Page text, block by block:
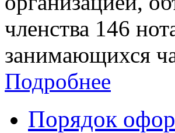
членства 146
занимающихся
Подробнее
Порядок